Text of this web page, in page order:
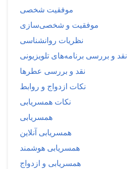
موفقیت شخصی
موفقیت و شخصی‌سازی
نظریات روانشناسی
نقد و بررسی برنامه‌های تلویزیونی
نقد و بررسی عطرها
نکات ازدواج و روابط
نکات همسریابی
همسریابی
همسریابی آنلاین
همسریابی هوشمند
همسریابی و ازدواج